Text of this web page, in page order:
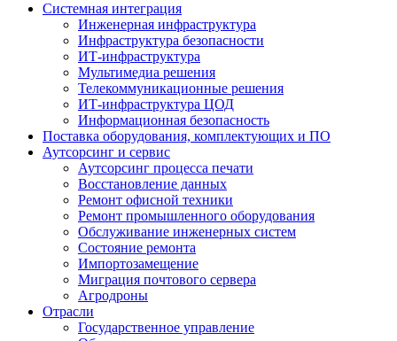
Системная интеграция
Инженерная инфраструктура
Инфраструктура безопасности
ИТ-инфраструктура
Мультимедиа решения
Телекоммуникационные решения
ИТ-инфраструктура ЦОД
Информационная безопасность
Поставка оборудования, комплектующих и ПО
Аутсорсинг и сервис
Аутсорсинг процесса печати
Восстановление данных
Ремонт офисной техники
Ремонт промышленного оборудования
Обслуживание инженерных систем
Состояние ремонта
Импортозамещение
Миграция почтового сервера
Агродроны
Отрасли
Государственное управление